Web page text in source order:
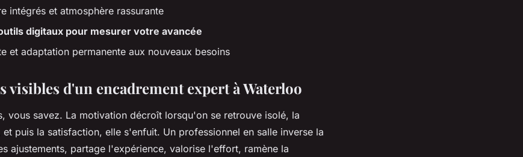
intégrés et atmosphère rassurante
digitaux pour mesurer votre avancée
et adaptation permanente aux nouveaux besoins
visibles d'un encadrement expert à Waterloo
vous savez. La motivation décroît lorsqu'on se retrouve isolé, la
puis la satisfaction, elle s'enfuit. Un professionnel en salle inverse la
ajustements, partage l'expérience, valorise l'effort, ramène la